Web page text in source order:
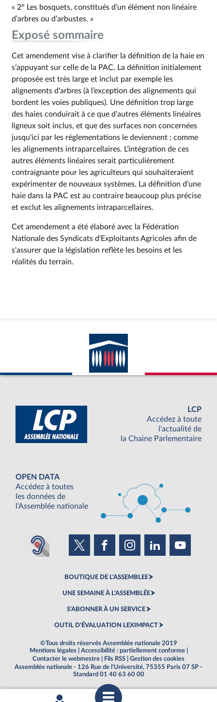
« 2° Les bosquets, constitués d’un élément non linéaire
d’arbres ou d’arbustes. »
Exposé sommaire
Cet amendement vise à clarifier la définition de la haie en
s’appuyant sur celle de la PAC. La définition initialement
proposée est très large et inclut par exemple les
alignements d'arbres (à l’exception des alignements qui
bordent les voies publiques). Une définition trop large
des haies conduirait à ce que d'autres éléments linéaires
ligneux soit inclus, et que des surfaces non concernées
jusqu'ici par les réglementations le deviennent ; comme
les alignements intraparcellaires. L’intégration de ces
autres éléments linéaires serait particulièrement
contraignante pour les agriculteurs qui souhaiteraient
expérimenter de nouveaux systèmes. La définition d’une
haie dans la PAC est au contraire beaucoup plus précise
et exclut les alignements intraparcellaires.
Cet amendement a été élaboré avec la Fédération
Nationale des Syndicats d'Exploitants Agricoles afin de
s'assurer que la législation reflète les besoins et les
réalités du terrain.
LCP
Accédez à toute
l'actualité de
la Chaine Parlementaire
OPEN DATA
Accédez à toutes
les données de
l'Assemblée nationale
BOUTIQUE DE L'ASSEMBLEE
UNE SEMAINE À L'ASSEMBLÉE
S'ABONNER À UN SERVICE
OUTIL D'ÉVALUATION LEXIMPACT
©Tous droits réservés Assemblée nationale 2019
Mentions légales
Accessibilité : partiellement conforme
Contacter le webmestre
Fils RSS
Gestion des cookies
Assemblée nationale - 126 Rue de l'Université, 75355 Paris 07 SP -
Standard 01 40 63 60 00